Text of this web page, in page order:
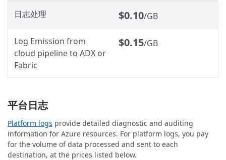
日志处理 $0.10/GB
Log Emission from
cloud pipeline to ADX or
Fabric
$0.15/GB
平台日志
Platform logs provide detailed diagnostic and auditing
information for Azure resources. For platform logs, you pay
for the volume of data processed and sent to each
destination, at the prices listed below.